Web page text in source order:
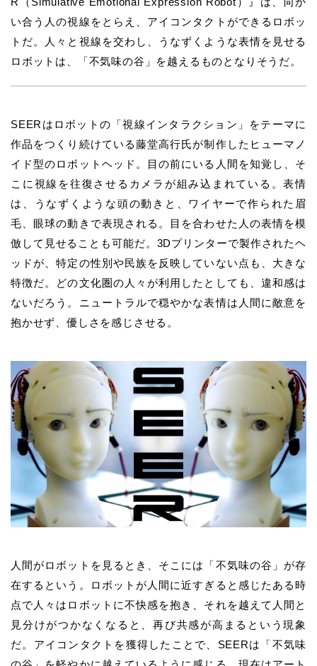
い合う人の視線をとらえ、アイコンタクトができるロボッ
トだ。人々と視線を交わし、うなずくような表情を見せる
ロボットは、「不気味の谷」を越えるものとなりそうだ。
SEERはロボットの「視線インタラクション」をテーマに
作品をつくり続けている藤堂高行氏が制作したヒューマノ
イド型のロボットヘッド。目の前にいる人間を知覚し、そ
こに視線を往復させるカメラが組み込まれている。表情
は、うなずくような頭の動きと、ワイヤーで作られた眉
毛、眼球の動きで表現される。目を合わせた人の表情を模
倣して見せることも可能だ。3Dプリンターで製作されたヘ
ッドが、特定の性別や民族を反映していない点も、大きな
特徴だ。どの文化圏の人々が利用したとしても、違和感は
ないだろう。ニュートラルで穏やかな表情は人間に敵意を
抱かせず、優しさを感じさせる。
人間がロボットを見るとき、そこには「不気味の谷」が存
在するという。ロボットが人間に近すぎると感じたある時
点で人々はロボットに不快感を抱き、それを越えて人間と
見分けがつかなくなると、再び共感が高まるという現象
だ。アイコンタクトを獲得したことで、SEERは「不気味